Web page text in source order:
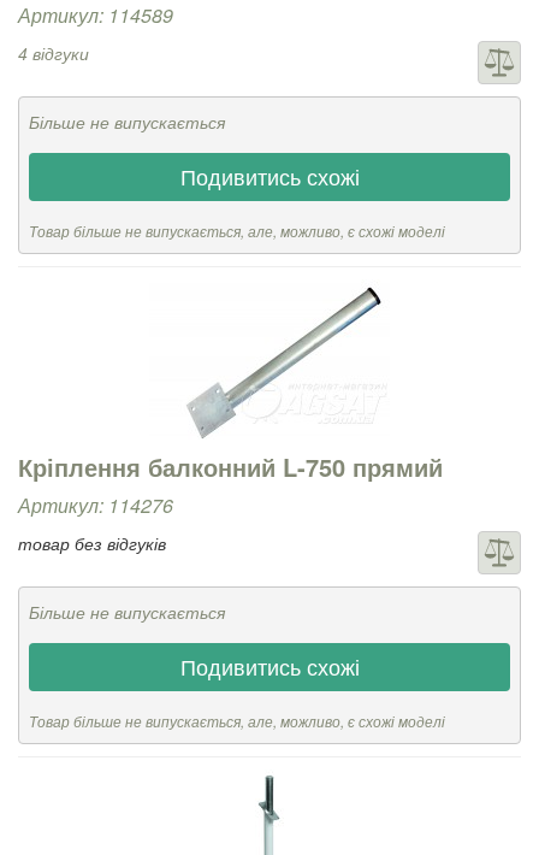
Артикул: 114589
4 відгуки
Більше не випускається
Подивитись схожі
Товар більше не випускається, але, можливо, є схожі моделі
Кріплення балконний L-750 прямий
Артикул: 114276
товар без відгуків
Більше не випускається
Подивитись схожі
Товар більше не випускається, але, можливо, є схожі моделі